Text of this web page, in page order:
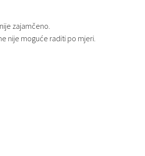
zajamčeno.
nije moguće raditi po mjeri.